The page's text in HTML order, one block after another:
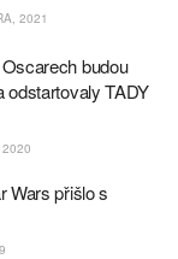
2021
budou
odstartovaly TADY
Wars přišlo s